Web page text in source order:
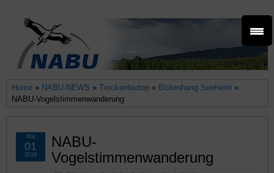
Home » NABU-NEWS » Trockenbiotop » Blütenhang Seeheim »
NABU-Vogelstimmenwanderung
NABU-
Vogelstimmenwanderung
Mai
01
2018